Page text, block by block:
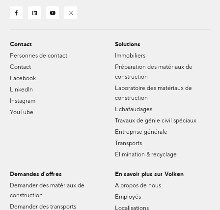
Contact
Personnes de contact
Contact
Facebook
LinkedIn
Instagram
YouTube
Solutions
Immobiliers
Préparation des matériaux de
construction
Laboratoire des matériaux de
construction
Echafaudages
Travaux de génie civil spéciaux
Entreprise générale
Transports
Élimination & recyclage
Demandes d'offres
Demander des matériaux de
construction
Demander des transports
En savoir plus sur Volken
A propos de nous
Employés
Localisations